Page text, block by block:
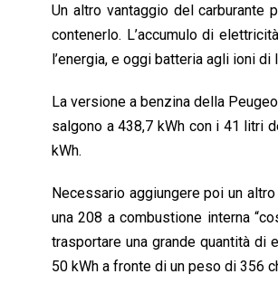
Un altro vantaggio del
contenerlo. L’accumulo di
l’energia, e oggi batteria agli ioni
La versione a benzina della
salgono a 438,7 kWh con i 41 litri
kWh.
Necessario aggiungere poi un
una 208 a combustione interna
trasportare una grande quantità
50 kWh a fronte di un peso di 356